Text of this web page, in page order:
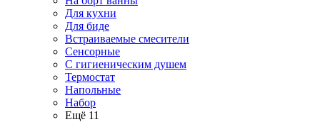
Для кухни
Для биде
Встраиваемые смесители
Сенсорные
С гигиеническим душем
Термостат
Напольные
Набор
Ещё 11